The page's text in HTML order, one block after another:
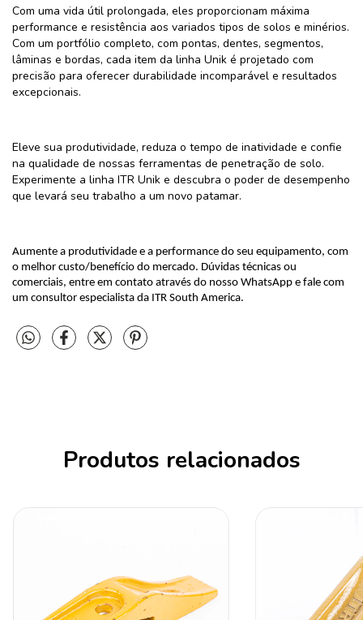
Com uma vida útil prolongada, eles proporcionam máxima
performance e resistência aos variados tipos de solos e minérios.
Com um portfólio completo, com pontas, dentes, segmentos,
lâminas e bordas, cada item da linha Unik é projetado com
precisão para oferecer durabilidade incomparável e resultados
excepcionais.
Eleve sua produtividade, reduza o tempo de inatividade e confie
na qualidade de nossas ferramentas de penetração de solo.
Experimente a linha ITR Unik e descubra o poder de desempenho
que levará seu trabalho a um novo patamar.
Aumente a produtividade e a performance do seu equipamento, com
o melhor custo/benefício do mercado. Dúvidas técnicas ou
comerciais, entre em contato através do nosso WhatsApp e fale com
um consultor especialista da ITR South America.
Produtos relacionados